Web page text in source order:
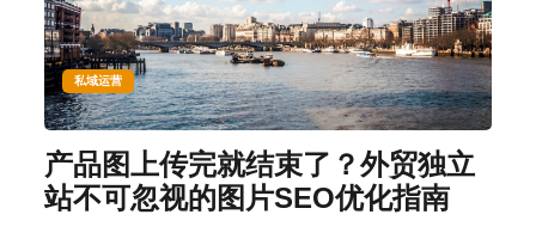
私域运营
产品图上传完就结束了？外贸独立
站不可忽视的图片SEO优化指南